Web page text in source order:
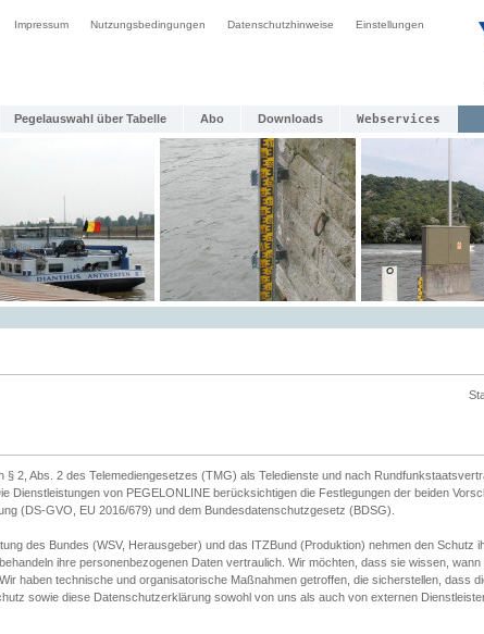
Impressum Nutzungsbedingungen Datenschutzhinweise Einstellungen
Pegelauswahl über Tabelle Abo Downloads Webservices
§ 2, Abs. 2 des Telemediengesetzes (TMG) als Teledienste und nach
Dienstleistungen von PEGELONLINE berücksichtigen die Festlegungen der beiden
(DS-GVO, EU 2016/679) und dem Bundesdatenschutzgesetz (BDSG).
des Bundes (WSV, Herausgeber) und das ITZBund (Produktion) nehmen den Schutz
ihre personenbezogenen Daten vertraulich. Wir möchten, dass sie wissen, wann
haben technische und organisatorische Maßnahmen getroffen, die sicherstellen, dass
sowie diese Datenschutzerklärung sowohl von uns als auch von externen